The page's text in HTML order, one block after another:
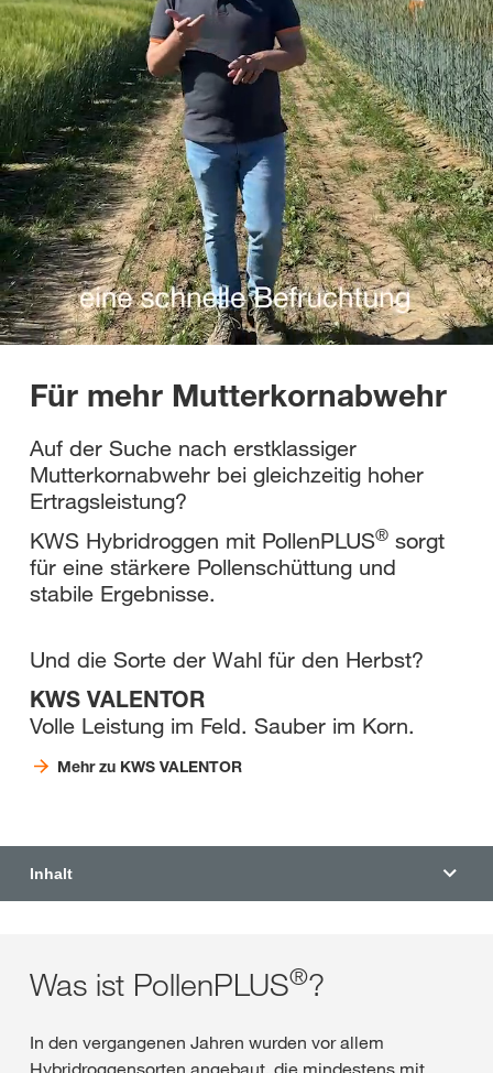
Für mehr Mutterkornabwehr
Auf der Suche nach erstklassiger
Mutterkornabwehr bei gleichzeitig hoher
Ertragsleistung?
KWS Hybridroggen mit PollenPLUS® sorgt
für eine stärkere Pollenschüttung und
stabile Ergebnisse.
Und die Sorte der Wahl für den Herbst?
KWS VALENTOR
Volle Leistung im Feld. Sauber im Korn.
Mehr zu KWS VALENTOR
Inhalt
Was ist PollenPLUS®?
In den vergangenen Jahren wurden vor allem
Hybridroggensorten angebaut, die mindestens mit